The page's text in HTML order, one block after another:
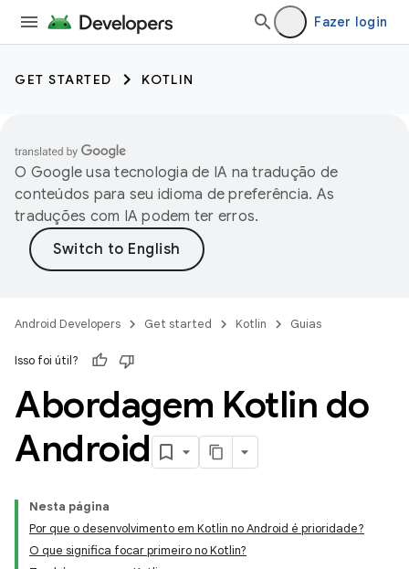
Fazer login
GET STARTED KOTLIN
O Google usa tecnologia de IA na tradução de
conteúdos para seu idioma de preferência. As
traduções com IA podem ter erros.
Android Developers Get started Kotlin Guias
Isso foi útil?
Abordagem Kotlin do
Android
Nesta página
Por que o desenvolvimento em Kotlin no Android é prioridade?
O que significa focar primeiro no Kotlin?